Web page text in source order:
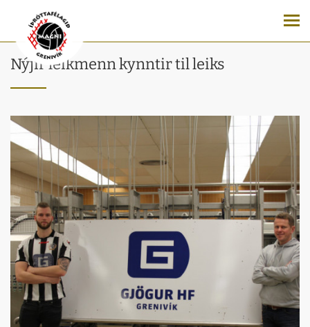
Nýjir leikmenn kynntir til leiks